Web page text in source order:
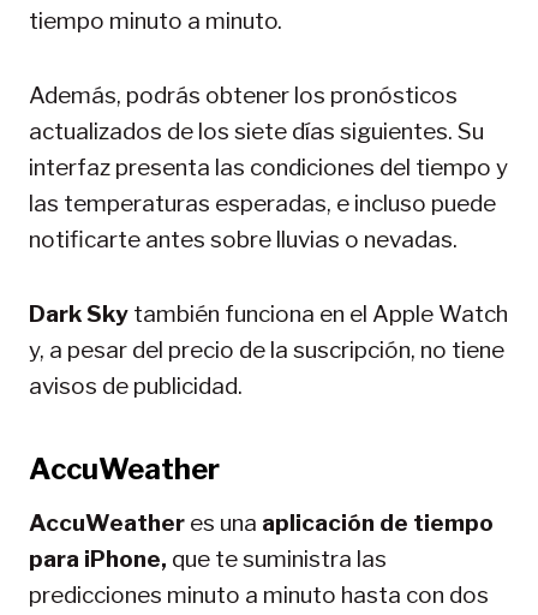
tiempo minuto a minuto.
Además, podrás obtener los pronósticos
actualizados de los siete días siguientes. Su
interfaz presenta las condiciones del tiempo y
las temperaturas esperadas, e incluso puede
notificarte antes sobre lluvias o nevadas.
Dark Sky también funciona en el Apple Watch
y, a pesar del precio de la suscripción, no tiene
avisos de publicidad.
AccuWeather
AccuWeather es una aplicación de tiempo
para iPhone, que te suministra las
predicciones minuto a minuto hasta con dos